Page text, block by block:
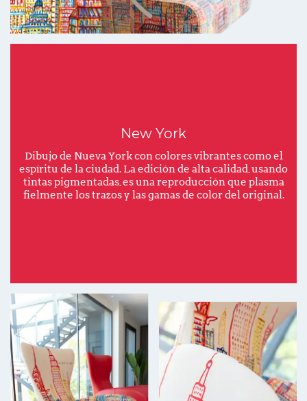
New York
Dibujo de Nueva York con colores vibrantes como el
espíritu de la ciudad. La edición de alta calidad, usando
tintas pigmentadas, es una reproducción que plasma
fielmente los trazos y las gamas de color del original.